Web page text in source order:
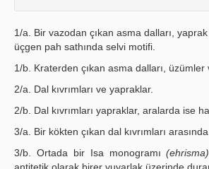
1/a. Bir vazodan çıkan asma dalları,
üçgen pah sathında selvi motifi.
1/b. Kraterden çıkan asma dalları, üzümler
2/a. Dal kıvrımları ve yapraklar.
2/b. Dal kıvrımları yapraklar, aralarda ise
3/a. Bir kökten çıkan dal kıvrımları
3/b. Ortada bir Isa monogramı(ehrisma)